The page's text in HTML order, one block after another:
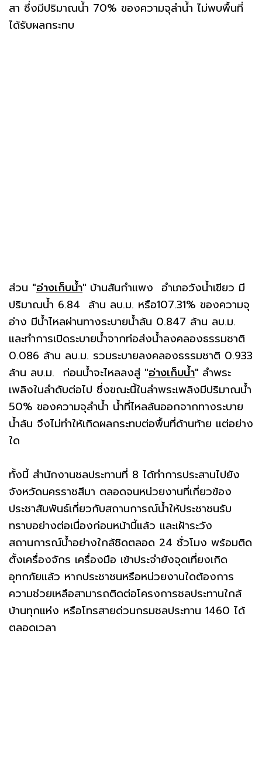
สา ซึ่งมีปริมาณน้ำ 70% ของความจุลำน้ำ ไม่พบพื้นที่
ได้รับผลกระทบ
ส่วน "อ่างเก็บน้ำ" บ้านสันกำแพง อำเภอวังน้ำเขียว มี
ปริมาณน้ำ 6.84 ล้าน ลบ.ม. หรือ107.31% ของความจุ
อ่าง มีน้ำไหลผ่านทางระบายน้ำล้น 0.847 ล้าน ลบ.ม.
และทำการเปิดระบายน้ำจากท่อส่งน้ำลงคลองธรรมชาติ
0.086 ล้าน ลบ.ม. รวมระบายลงคลองธรรมชาติ 0.933
ล้าน ลบ.ม. ก่อนน้ำจะไหลลงสู่ "อ่างเก็บน้ำ" ลำพระ
เพลิงในลำดับต่อไป ซึ่งขณะนี้ในลำพระเพลิงมีปริมาณน้ำ
50% ของความจุลำน้ำ น้ำที่ไหลล้นออกจากทางระบาย
น้ำล้น จึงไม่ทำให้เกิดผลกระทบต่อพื้นที่ด้านท้าย แต่อย่าง
ใด
ทั้งนี้ สำนักงานชลประทานที่ 8 ได้ทำการประสานไปยัง
จังหวัดนครราชสีมา ตลอดจนหน่วยงานที่เกี่ยวข้อง
ประชาสัมพันธ์เกี่ยวกับสถานการณ์น้ำให้ประชาชนรับ
ทราบอย่างต่อเนื่องก่อนหน้านี้แล้ว และเฝ้าระวัง
สถานการณ์น้ำอย่างใกล้ชิดตลอด 24 ชั่วโมง พร้อมติด
ตั้งเครื่องจักร เครื่องมือ เข้าประจำยังจุดเที่ยงเกิด
อุทกภัยแล้ว หากประชาชนหรือหน่วยงานใดต้องการ
ความช่วยเหลือสามารถติดต่อโครงการชลประทานใกล้
บ้านทุกแห่ง หรือโทรสายด่วนกรมชลประทาน 1460 ได้
ตลอดเวลา